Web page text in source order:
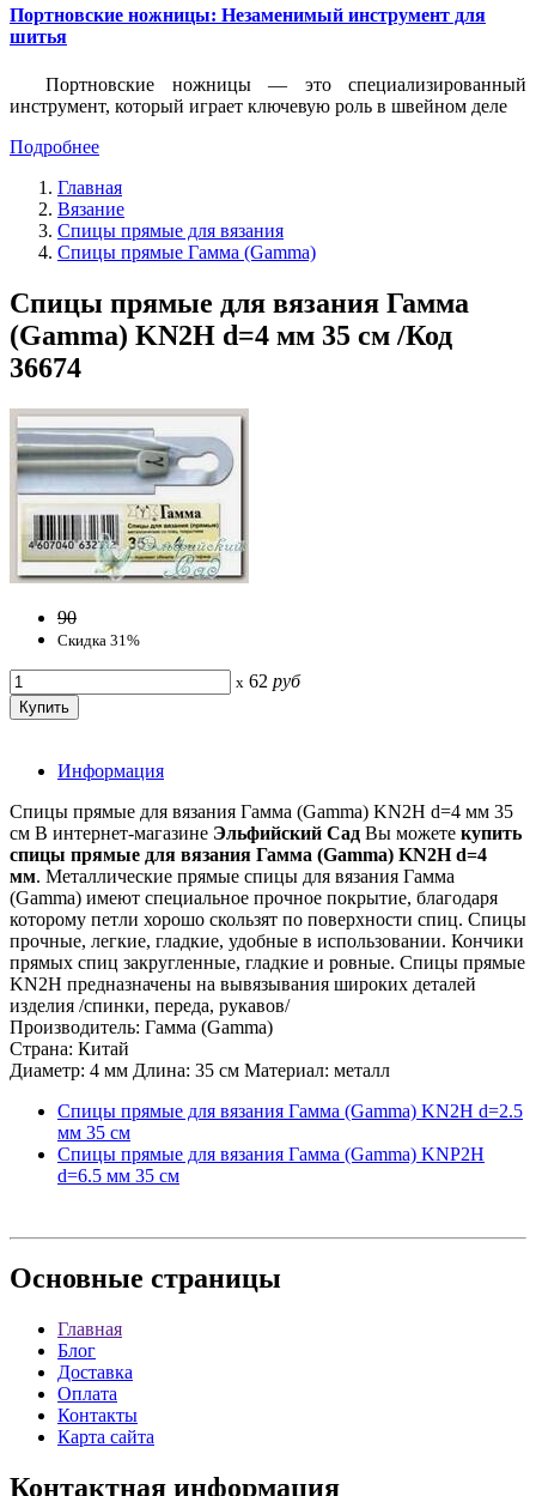
Портновские ножницы: Незаменимый инструмент для
шитья
Портновские ножницы — это специализированный
инструмент, который играет ключевую роль в швейном деле
Подробнее
Главная
Вязание
Спицы прямые для вязания
Спицы прямые Гамма (Gamma)
Спицы прямые для вязания Гамма
(Gamma) KN2H d=4 мм 35 см /Код
36674
90
Скидка 31%
x 62 руб
Информация
Спицы прямые для вязания Гамма (Gamma) KN2H d=4 мм 35
см В интернет-магазине Эльфийский Сад Вы можете купить
спицы прямые для вязания Гамма (Gamma) KN2H d=4
мм. Металлические прямые спицы для вязания Гамма
(Gamma) имеют специальное прочное покрытие, благодаря
которому петли хорошо скользят по поверхности спиц. Спицы
прочные, легкие, гладкие, удобные в использовании. Кончики
прямых спиц закругленные, гладкие и ровные. Спицы прямые
KN2H предназначены на вывязывания широких деталей
изделия /спинки, переда, рукавов/
Производитель: Гамма (Gamma)
Страна: Китай
Диаметр: 4 мм Длина: 35 см Материал: металл
Спицы прямые для вязания Гамма (Gamma) KN2H d=2.5
мм 35 см
Спицы прямые для вязания Гамма (Gamma) KNP2H
d=6.5 мм 35 см
Основные страницы
Главная
Блог
Доставка
Оплата
Контакты
Карта сайта
Контактная информация